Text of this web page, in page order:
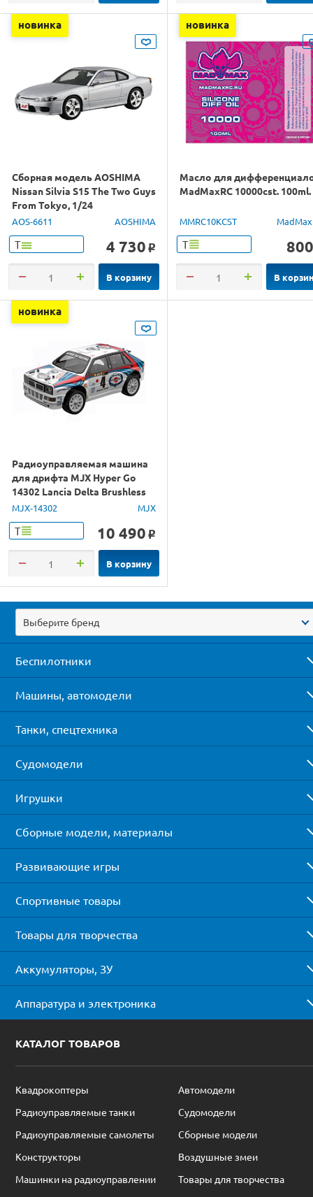
новинка
Сборная модель AOSHIMA
Nissan Silvia S15 The Two Guys
From Tokyo, 1/24
AOS-6611 AOSHIMA
Т 4 730 o
В корзину
новинка
Масло для
MadMaxRC 10000cst. 100ml.
MMRC10KCST
Т 800
В
новинка
Радиоуправляемая машина
для дрифта MJX Hyper Go
14302 Lancia Delta Brushless
4WD 2.4G LED 1/14 RTR
MJX-14302 MJX
Т 10 490 o
В корзину
Выберите бренд
Беспилотники
Машины, автомодели
Танки, спецтехника
Судомодели
Игрушки
Сборные модели, материалы
Развивающие игры
Спортивные товары
Товары для творчества
Аккумуляторы, ЗУ
Аппаратура и электроника
КАТАЛОГ ТОВАРОВ
Квадрокоптеры
Автомодели
Радиоуправляемые танки
Судомодели
Радиоуправляемые самолеты
Сборные модели
Конструкторы
Воздушные змеи
Машинки на радиоуправлении
Товары для творчества